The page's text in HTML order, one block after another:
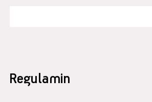
Regulamin